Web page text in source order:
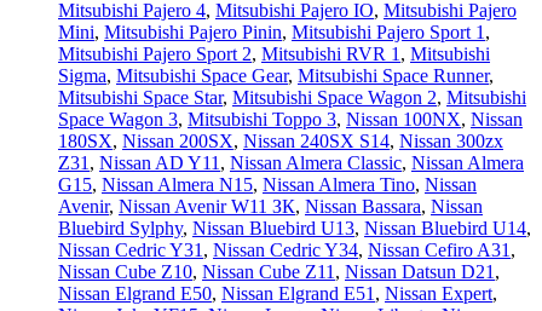
Mitsubishi Pajero 4, Mitsubishi Pajero IO, Mitsubishi Pajero
Mini, Mitsubishi Pajero Pinin, Mitsubishi Pajero Sport 1 ,
Mitsubishi Pajero Sport 2, Mitsubishi RVR 1 , Mitsubishi
Sigma, Mitsubishi Space Gear, Mitsubishi Space Runner,
Mitsubishi Space Star, Mitsubishi Space Wagon 2, Mitsubishi
Space Wagon 3, Mitsubishi Toppo 3, Nissan 100NX, Nissan
180SX, Nissan 200SX, Nissan 240SX S14, Nissan 300zx
Z31 , Nissan AD Y11 , Nissan Almera Classic, Nissan Almera
G15, Nissan Almera N15, Nissan Almera Tino, Nissan
Avenir, Nissan Avenir W11 ЗК, Nissan Bassara, Nissan
Bluebird Sylphy, Nissan Bluebird U13, Nissan Bluebird U14,
Nissan Cedric Y31 , Nissan Cedric Y34, Nissan Cefiro A31 ,
Nissan Cube Z10, Nissan Cube Z11 , Nissan Datsun D21 ,
Nissan Elgrand E50, Nissan Elgrand E51 , Nissan Expert,